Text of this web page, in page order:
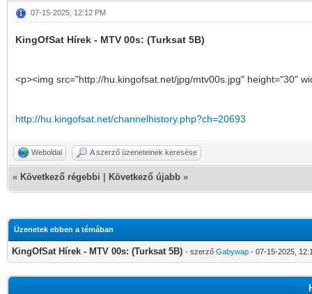
07-15-2025, 12:12 PM
KingOfSat Hírek - MTV 00s: (Turksat 5B)
<p><img src="http://hu.kingofsat.net/jpg/mtv00s.jpg" height="30"
http://hu.kingofsat.net/channelhistory.php?ch=20693
Weboldal A szerző üzeneteinek keresése
« Következő régebbi Következő újabb »
Üzenetek ebben a témában
KingOfSat Hírek - MTV 00s: (Turksat 5B) - szerző Gabywap - 07-15-2025,